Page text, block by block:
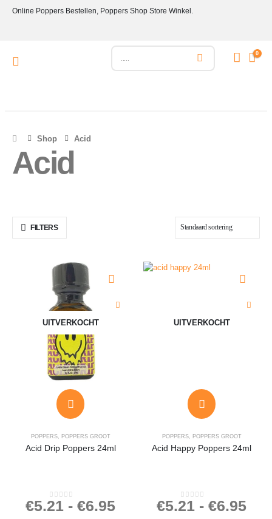
Online Poppers Bestellen, Poppers Shop Store Winkel.
0
Shop Acid
Acid
FILTERS
UITVERKOCHT
POPPERS, POPPERS GROOT
Acid Drip Poppers 24ml
0out of 5
€5.21 - €6.95
UITVERKOCHT
POPPERS, POPPERS GROOT
Acid Happy Poppers 24ml
0out of 5
€5.21 - €6.95